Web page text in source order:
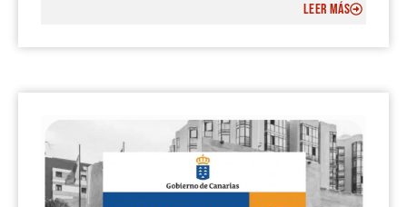
LEER MÁS